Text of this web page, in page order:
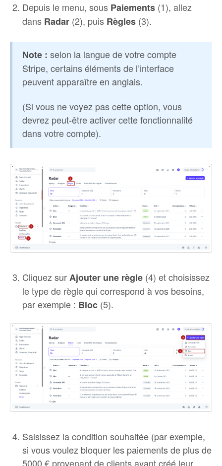
Depuis le menu, sous Paiements (1), allez
dans Radar (2), puis Règles (3).
Note : selon la langue de votre compte
Stripe, certains éléments de l’interface
peuvent apparaître en anglais.
(Si vous ne voyez pas cette option, vous
devrez peut-être activer cette fonctionnalité
dans votre compte).
Cliquez surAjouter une règle (4) et choisissez
le type de règle qui correspond à vos besoins,
par exemple : Bloc (5).
Saisissez la condition souhaitée (par exemple,
si vous voulez bloquer les paiements de plus de
5000 € provenant de clients ayant créé leur